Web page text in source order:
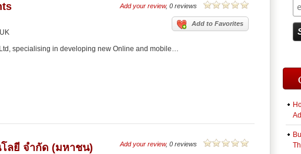
Add your review, 0 reviews
Add to Favorites
specialising in developing new Online and mobile…
Add your review, 0 reviews
ลยี จำกัด (มหาชน)